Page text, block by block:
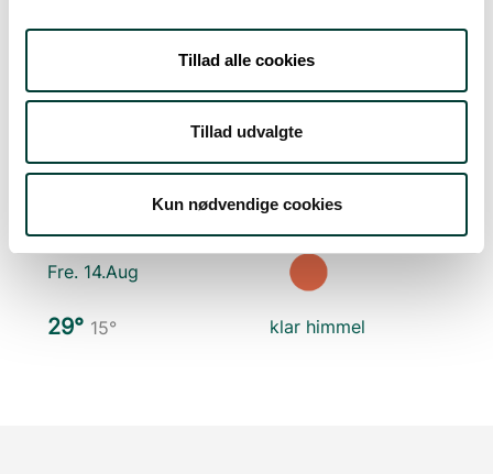
Tillad alle cookies
Tillad udvalgte
Kun nødvendige cookies
Ons. 12.Aug
få skyer
Fre. 14.Aug
29° 15° klar himmel